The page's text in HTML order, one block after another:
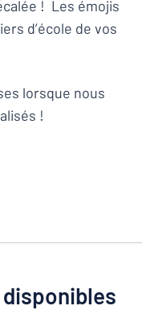
! Les émojis
d’école de vos
lorsque nous
!